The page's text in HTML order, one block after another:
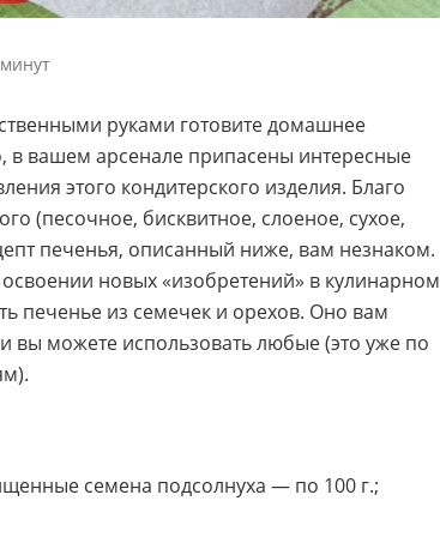
руками готовите домашнее
в вашем арсенале припасены интересные
этого кондитерского изделия. Благо
(песочное, бисквитное, слоеное, сухое,
печенья, описанный ниже, вам незнаком.
новых «изобретений» в кулинарном
печенье из семечек и орехов. Оно вам
вы можете использовать любые (это уже по
семена подсолнуха — по 100 г.;